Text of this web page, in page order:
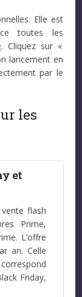
Elle est
toutes les
. Cliquez sur «
lancement en
par le
les
et
flash
Prime,
L’offre
an. Celle
Friday,